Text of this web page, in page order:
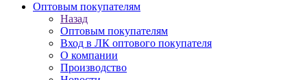
Оптовым покупателям
Назад
Оптовым покупателям
Вход в ЛК оптового покупателя
О компании
Производство